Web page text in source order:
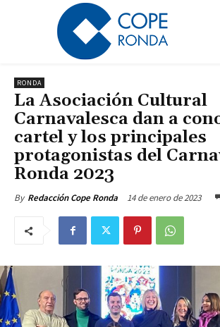
RONDA
La Asociación Cultural
Carnavalesca dan a
cartel y los principales
protagonistas del
Ronda 2023
By Redacción Cope Ronda 14 de enero de 2023